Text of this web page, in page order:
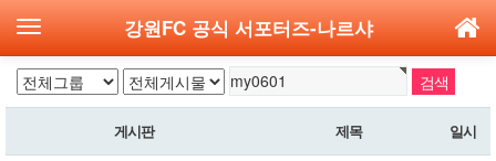
강원FC 공식 서포터즈-나르샤
게시판 제목 일시